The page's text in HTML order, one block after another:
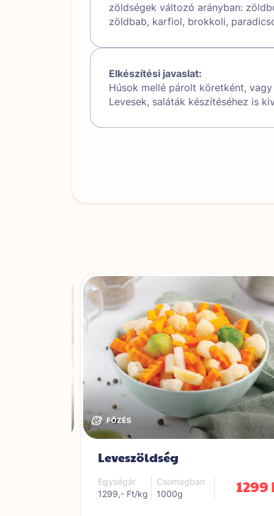
zöldségek változó arányban:
zöldbab, karfiol, brokkoli,
Elkészítési javaslat:
Húsok mellé párolt köretként,
Levesek, saláták készítéséhez is
Leveszöldség
Egységár
1299,- Ft/kg
Csomagban
1000g
1299